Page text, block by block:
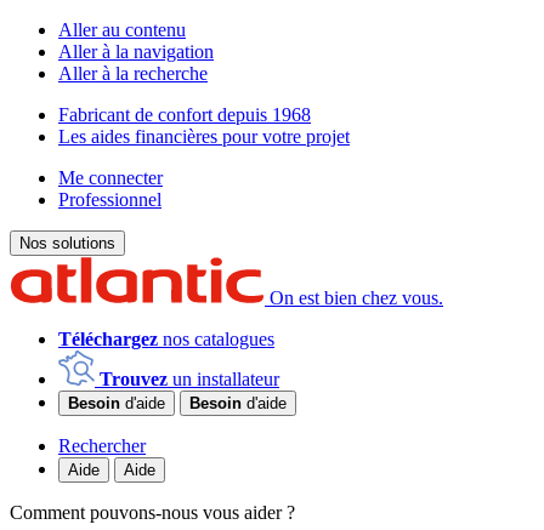
Aller au contenu
Aller à la navigation
Aller à la recherche
Fabricant de confort depuis 1968
Les aides financières pour votre projet
Me connecter
Professionnel
Nos solutions
On est bien chez vous.
Téléchargez nos catalogues
Trouvez un installateur
Besoin d'aide Besoin d'aide
Rechercher
Aide Aide
Comment pouvons-nous vous aider ?